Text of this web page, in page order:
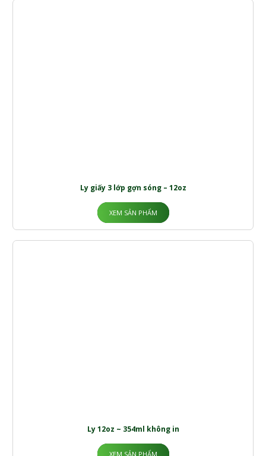
Ly giấy 3 lớp gợn sóng – 12oz
XEM SẢN PHẨM
Ly 12oz ~ 354ml không in
XEM SẢN PHẨM